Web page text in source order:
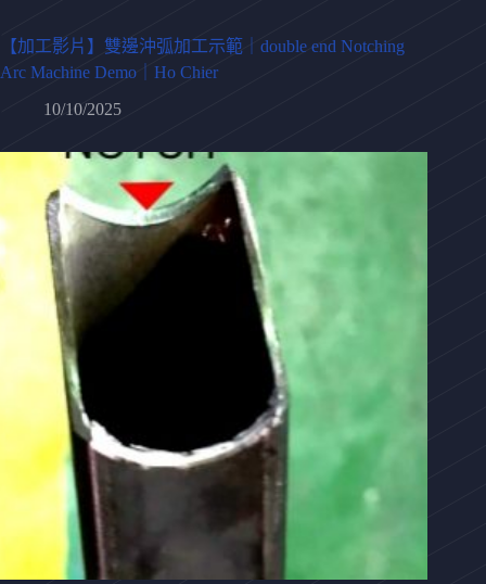
【加工影片】雙邊沖弧加工示範｜double end Notching
Arc Machine Demo｜Ho Chier
10/10/2025